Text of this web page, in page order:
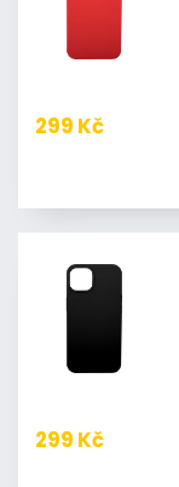
299 Kč
299 Kč